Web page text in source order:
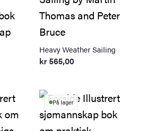
Heavy Weather Sailing
kr 565,00
På lager